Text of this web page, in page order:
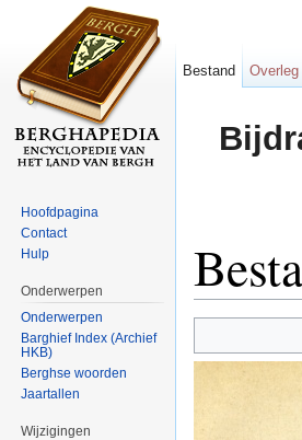
Bestand Overleg
Hoofdpagina
Contact
Hulp
Onderwerpen
Onderwerpen
Barghief Index (Archief
HKB)
Berghse woorden
Jaartallen
Wijzigingen